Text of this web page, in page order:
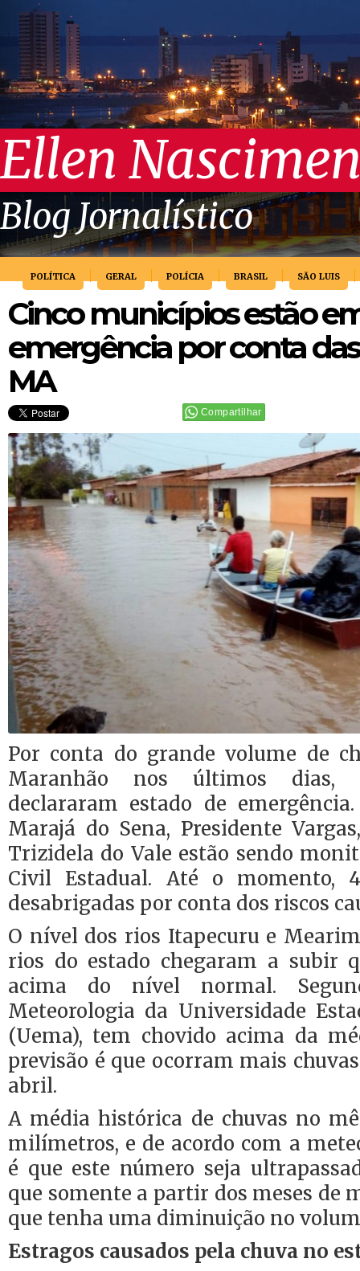
Ellen
Blog Jornalístico
POLÍTICA GERAL POLÍCIA BRASIL SÃO LUIS
Cinco municípios estão
emergência por conta
MA
Compartilhar
Por conta do grande volume de
Maranhão nos últimos dias,
declararam estado de
Marajá do Sena, Presidente
Trizidela do Vale estão sendo
Civil Estadual. Até o momento,
desabrigadas por conta dos riscos
O nível dos rios Itapecuru e
rios do estado chegaram a subir
acima do nível normal.
Meteorologia da Universidade
(Uema), tem chovido acima da
previsão é que ocorram mais
abril.
A média histórica de chuvas no
milímetros, e de acordo com a
é que este número seja
que somente a partir dos meses de
que tenha uma diminuição no
Estragos causados pela chuva no